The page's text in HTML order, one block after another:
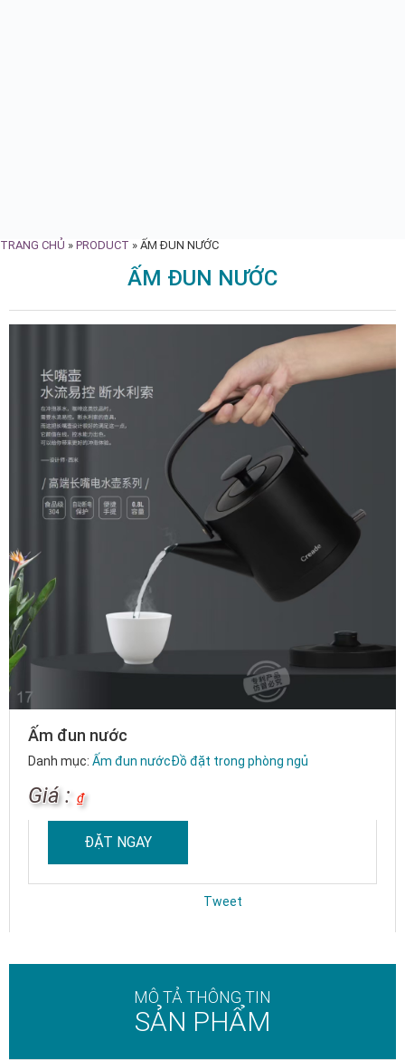
TRANG CHỦ » PRODUCT » ẤM ĐUN NƯỚC
ẤM ĐUN NƯỚC
Ấm đun nước
Danh mục: Ấm đun nướcĐồ đặt trong phòng ngủ
Giá : ₫
ĐẶT NGAY
Tweet
MÔ TẢ THÔNG TIN
SẢN PHẨM